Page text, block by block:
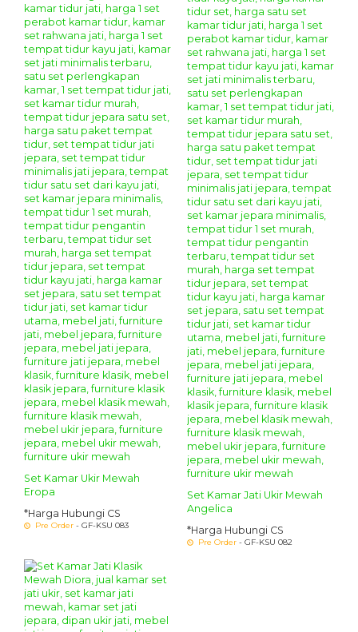
Set Kamar Ukir Mewah
Eropa
*Harga Hubungi CS
Pre Order - GF-KSU 083
Set Kamar Jati Ukir Mewah
Angelica
*Harga Hubungi CS
Pre Order - GF-KSU 082